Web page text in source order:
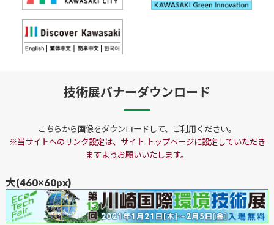
技術展バナーダウンロード
こちらから画像をダウンロードして、ご利用ください。
※当サイトへのリンク設定は、サイト トップページに設定していただき
ますようお願いいたします。
大(460×60px)